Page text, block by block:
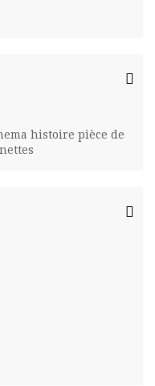
histoire pièce de